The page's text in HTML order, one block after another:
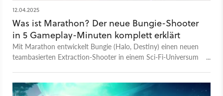
12.04.2025
Was ist Marathon? Der neue Bungie-Shooter
in 5 Gameplay-Minuten komplett erklärt
Mit Marathon entwickelt Bungie (Halo, Destiny) einen neuen
teambasierten Extraction-Shooter in einem Sci-Fi-Universum
Beute in der fernen Welt von Tau Ceti IV. Im Video erklären